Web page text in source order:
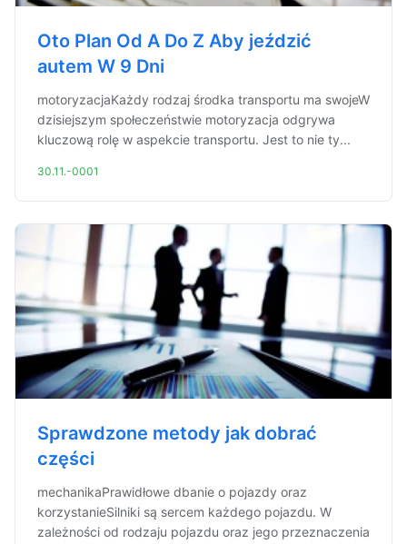
Oto Plan Od A Do Z Aby jeździć
autem W 9 Dni
motoryzacjaKażdy rodzaj środka transportu ma swojeW
dzisiejszym społeczeństwie motoryzacja odgrywa
kluczową rolę w aspekcie transportu. Jest to nie ty...
30.11.-0001
Sprawdzone metody jak dobrać
części
mechanikaPrawidłowe dbanie o pojazdy oraz
korzystanieSilniki są sercem każdego pojazdu. W
zależności od rodzaju pojazdu oraz jego przeznaczenia